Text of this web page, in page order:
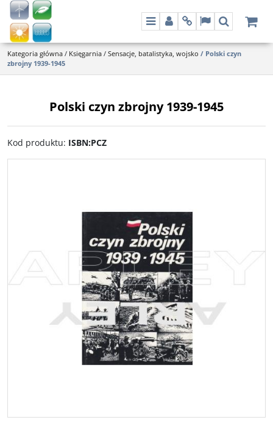
MenuPanelInfoLangSzukaj
Kategoria główna / Księgarnia / Sensacje, batalistyka, wojsko / Polski czyn
zbrojny 1939-1945
Polski czyn zbrojny 1939-1945
Kod produktu: ISBN:PCZ